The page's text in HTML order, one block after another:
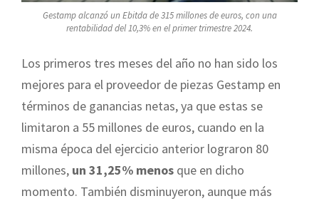
Gestamp alcanzó un Ebitda de 315 millones de euros, con una
rentabilidad del 10,3% en el primer trimestre 2024.
Los primeros tres meses del año no han sido los
mejores para el proveedor de piezas Gestamp en
términos de ganancias netas, ya que estas se
limitaron a 55 millones de euros, cuando en la
misma época del ejercicio anterior lograron 80
millones, un 31,25% menos que en dicho
momento. También disminuyeron, aunque más